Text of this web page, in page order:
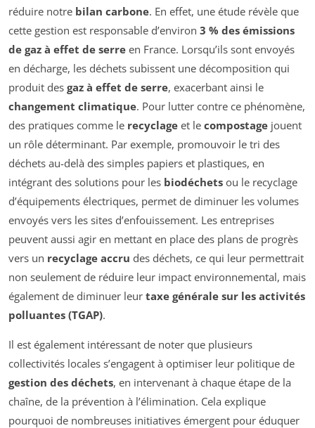
réduire notre bilan carbone. En effet, une étude révèle que
cette gestion est responsable d’environ 3 % des émissions
de gaz à effet de serre en France. Lorsqu’ils sont envoyés
en décharge, les déchets subissent une décomposition qui
produit des gaz à effet de serre, exacerbant ainsi le
changement climatique. Pour lutter contre ce phénomène,
des pratiques comme le recyclage et le compostage jouent
un rôle déterminant. Par exemple, promouvoir le tri des
déchets au-delà des simples papiers et plastiques, en
intégrant des solutions pour les biodéchets ou le recyclage
d’équipements électriques, permet de diminuer les volumes
envoyés vers les sites d’enfouissement. Les entreprises
peuvent aussi agir en mettant en place des plans de progrès
vers un recyclage accru des déchets, ce qui leur permettrait
non seulement de réduire leur impact environnemental, mais
également de diminuer leur taxe générale sur les activités
polluantes (TGAP).
Il est également intéressant de noter que plusieurs
collectivités locales s’engagent à optimiser leur politique de
gestion des déchets, en intervenant à chaque étape de la
chaîne, de la prévention à l’élimination. Cela explique
pourquoi de nombreuses initiatives émergent pour éduquer